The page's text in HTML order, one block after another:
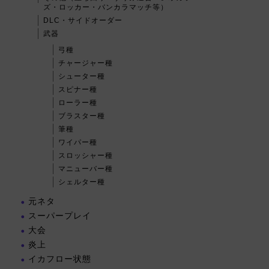
ズ・ロッカー・バンカラマッチ等）
DLC・サイドオーダー
武器
弓種
チャージャー種
シューター種
スピナー種
ローラー種
ブラスター種
筆種
ワイパー種
スロッシャー種
マニューバー種
シェルター種
元ネタ
スーパープレイ
大会
炎上
イカフロー状態